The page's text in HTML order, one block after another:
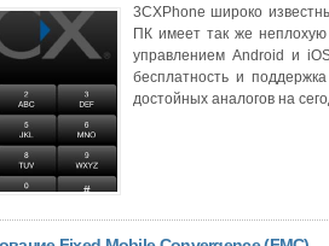
3CXPhone широко
ПК имеет так же
управлением Android и
бесплатность и
достойных аналогов на